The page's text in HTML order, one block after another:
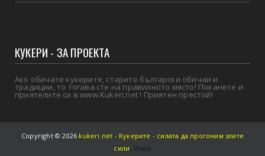
КУКЕРИ - ЗА ПРОЕКТА
Ако обичате кукерите, старите български обичаи и
традиции, то тогава сте на правилното място! Поканете и
приятелите си в www.Kukeri.net ! Приятен престой!
Copyright ©2026 kukeri.net - Кукерите - силата да прогоним злите
сили, Viseo